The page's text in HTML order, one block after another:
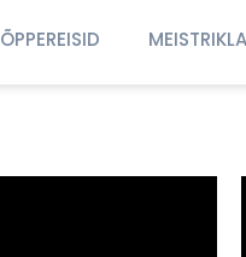
ÕPPEREISID